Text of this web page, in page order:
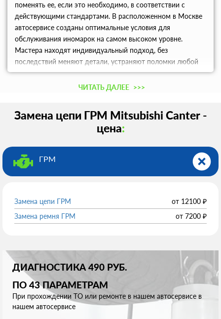
поменять ее, если это необходимо, в соответствии с
действующими стандартами. В расположенном в Москве
автосервисе созданы оптимальные условия для
обслуживания иномарок на самом высоком уровне.
Мастера находят индивидуальный подход, без
последствий меняют детали, устраняют поломки любой
сложности. Во избежание очередей, рекомендуем
предварительно записаться на СТО по телефону.
ЧИТАТЬ ДАЛЕЕ >>>
Замена цепи ГРМ Mitsubishi Canter -
цена:
ГРМ
Замена цепи ГРМ от 12100 ₽
Замена ремня ГРМ
от 7200 ₽
ДИАГНОСТИКА 490 РУБ.
ПО 43 ПАРАМЕТРАМ
При прохождении ТО или ремонте в нашем автосервисе в
нашем автосервисе